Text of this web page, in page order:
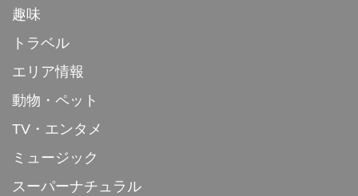
趣味
トラベル
エリア情報
動物・ペット
TV・エンタメ
ミュージック
スーパーナチュラル